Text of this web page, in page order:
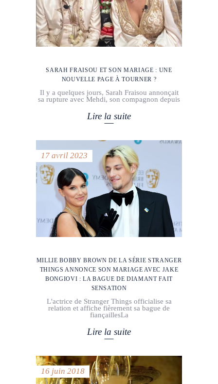
SARAH FRAISOU ET SON MARIAGE : UNE
NOUVELLE PAGE À TOURNER ?
Il y a quelques jours, Sarah Fraisou annonçait
sa rupture avec Mehdi, son compagnon depuis
Lire la suite
17 avril 2023
MILLIE BOBBY BROWN DE LA SÉRIE STRANGER
THINGS ANNONCE SON MARIAGE AVEC JAKE
BONGIOVI : LA BAGUE DE DIAMANT FAIT
SENSATION
L'actrice de Stranger Things officialise sa
relation et affiche fièrement sa bague de
fiançaillesLa
Lire la suite
16 juin 2018